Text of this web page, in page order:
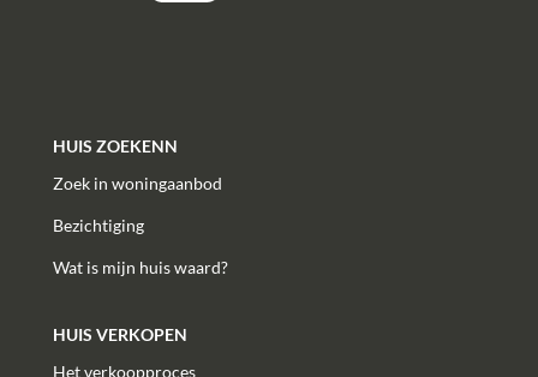
HUIS ZOEKENN
Zoek in woningaanbod
Bezichtiging
Wat is mijn huis waard?
HUIS VERKOPEN
Het verkoopproces